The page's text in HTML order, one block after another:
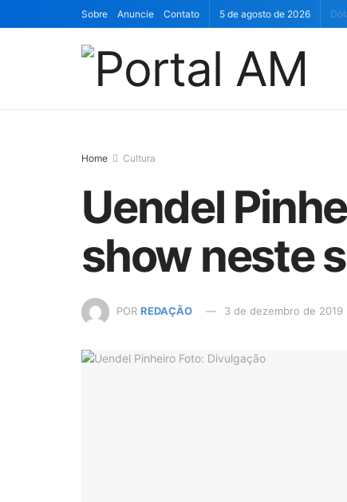
Sobre Anuncie Contato 5 de agosto de 2026
Home Cultura
Uendel
show neste
POR REDAÇÃO 3 de dezembro de 2019